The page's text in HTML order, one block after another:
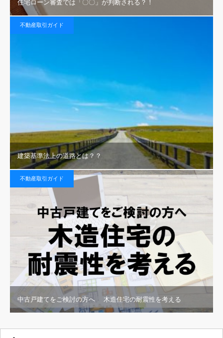
住宅ローン審査では「〇〇」が判断される？！
不動産取引ガイド
建築基準法上の道路とは？？
不動産取引ガイド
中古戸建てをご検討の方へ 木造住宅の耐震性を考える